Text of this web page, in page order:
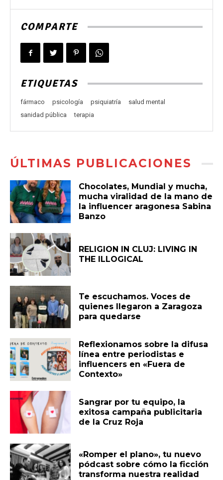
COMPARTE
ETIQUETAS
fármaco psicología psiquiatría
salud mental
sanidad pública
terapia
ÚLTIMAS PUBLICACIONES
Chocolates, Mundial y mucha,
mucha viralidad de la mano de
la influencer aragonesa Sabina
Banzo
RELIGION IN CLUJ: LIVING IN
THE ILLOGICAL
Te escuchamos. Voces de
quienes llegaron a Zaragoza
para quedarse
Reflexionamos sobre la difusa
línea entre periodistas e
influencers en «Fuera de
Contexto»
Sangrar por tu equipo, la
exitosa campaña publicitaria
de la Cruz Roja
«Romper el plano», tu nuevo
pódcast sobre cómo la ficción
transforma nuestra realidad